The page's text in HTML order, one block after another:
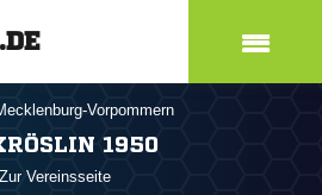
Vorpommern
1950
Zur Vereinsseite